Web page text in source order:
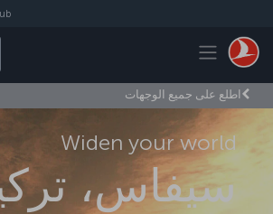
Toggle navigation
اطلع على جميع الوجهات
Widen your world
سيفاس،